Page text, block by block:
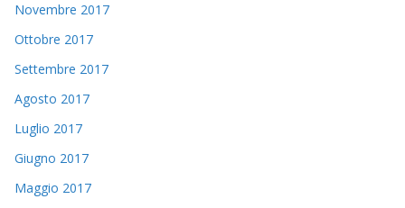
Novembre 2017
Ottobre 2017
Settembre 2017
Agosto 2017
Luglio 2017
Giugno 2017
Maggio 2017